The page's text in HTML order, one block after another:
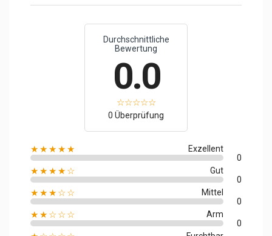
Durchschnittliche
Bewertung
0.0
0 Überprüfung
★★★★★
Exzellent
0
★★★★☆
Gut
0
★★★☆☆
Mittel
0
★★☆☆☆
Arm
0